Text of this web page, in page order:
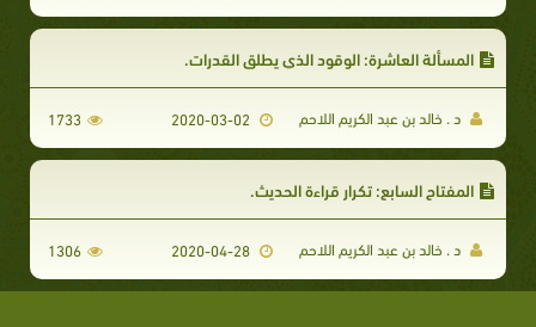
المسألة العاشرة: الوقود الذي يطلق القدرات.
د . خالد بن عبد الكريم اللاحم 1733
المفتاح السابع: تكرار قراءة الحديث.
د . خالد بن عبد الكريم اللاحم 2020-04-28
1306